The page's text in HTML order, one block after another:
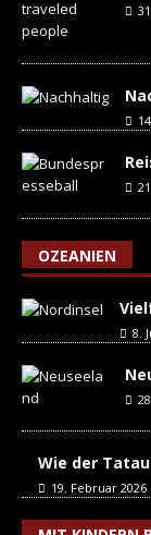
OZEANIEN
8.
Wie der
19. Februar 2026